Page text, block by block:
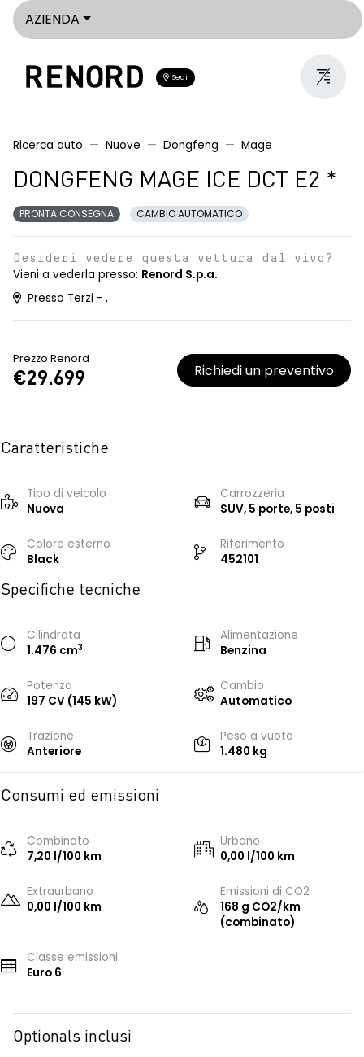
AZIENDA
Sedi
Ricerca auto Nuove Dongfeng Mage
DONGFENG MAGE ICE DCT E2 *
PRONTA CONSEGNA CAMBIO AUTOMATICO
Desideri vedere questa vettura dal vivo?
Vieni a vederla presso: Renord S.p.a.
Presso Terzi - ,
Prezzo Renord
€29.699 Richiedi un preventivo
Caratteristiche
Tipo di veicolo
Nuova
Carrozzeria
SUV, 5 porte, 5 posti
Colore esterno
Black
Riferimento
452101
Specifiche tecniche
Cilindrata
1.476 cm3
Alimentazione
Benzina
Potenza
197 CV (145 kW)
Cambio
Automatico
Trazione
Anteriore
Peso a vuoto
1.480 kg
Consumi ed emissioni
Combinato
7,20 l/100 km
Urbano
0,00 l/100 km
Extraurbano
0,00 l/100 km
Emissioni di CO2
168 g CO2/km
(combinato)
Classe emissioni
Euro 6
Optionals inclusi